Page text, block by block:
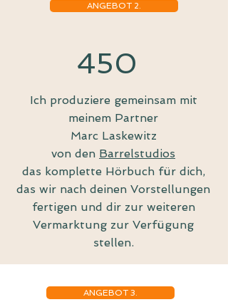
ANGEBOT 2.
450
Ich produziere gemeinsam mit
meinem Partner
Marc Laskewitz
von den Barrelstudios
das komplette Hörbuch für dich,
das wir nach deinen Vorstellungen
fertigen und dir zur weiteren
Vermarktung zur Verfügung
stellen.
ANGEBOT 3.